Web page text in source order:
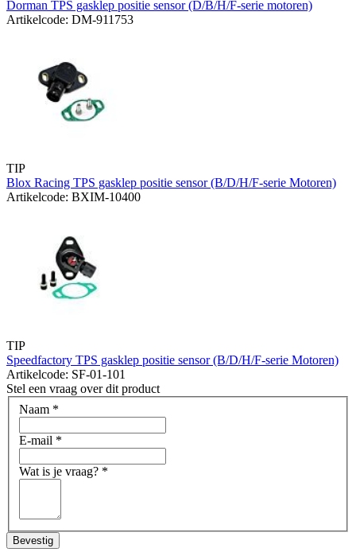
Dorman TPS gasklep positie sensor (D/B/H/F-serie motoren)
Artikelcode: DM-911753
TIP
Blox Racing TPS gasklep positie sensor (B/D/H/F-serie Motoren)
Artikelcode: BXIM-10400
TIP
Speedfactory TPS gasklep positie sensor (B/D/H/F-serie Motoren)
Artikelcode: SF-01-101
Stel een vraag over dit product
Naam *
E-mail *
Wat is je vraag? *
Bevestig